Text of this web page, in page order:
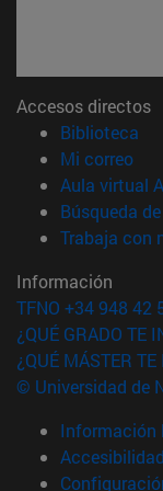
Accesos directos
Biblioteca
Mi correo
Aula virtual
Búsqueda
Trabaja con
Información
TFNO +34 948 42
¿QUÉ GRADO TE
¿QUÉ MÁSTER TE
© Universidad de
Información
Accesibilidad